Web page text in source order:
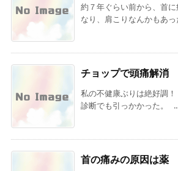
約７年ぐらい前から、首
なり、肩こりなんかもあ
チョップで頭痛解消
私の不健康ぶりは絶好調
診断でも引っかかった。
首の痛みの原因は薬